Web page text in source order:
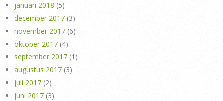
januari 2018 (5)
december 2017 (3)
november 2017 (6)
oktober 2017 (4)
september 2017 (1)
augustus 2017 (3)
juli 2017 (2)
juni 2017 (3)